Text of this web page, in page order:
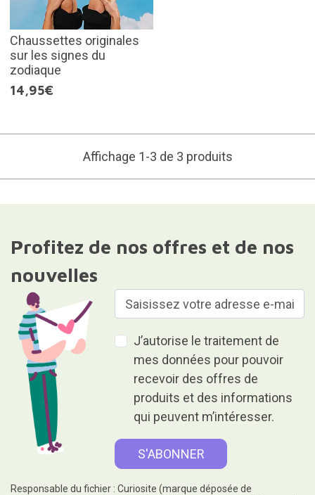
Chaussettes originales
sur les signes du
zodiaque
14,95€
Affichage 1-3 de 3 produits
Profitez de nos offres et de nos
nouvelles
J’autorise le traitement de
mes données pour pouvoir
recevoir des offres de
produits et des informations
qui peuvent m’intéresser.
Responsable du fichier : Curiosite (marque déposée de